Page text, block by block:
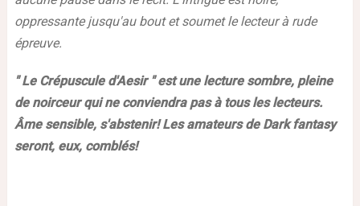
oppressante jusqu'au bout et soumet le lecteur à rude
épreuve.
" Le Crépuscule d'Aesir " est une lecture sombre, pleine
de noirceur qui ne conviendra pas à tous les lecteurs.
Âme sensible, s'abstenir! Les amateurs de Dark fantasy
seront, eux, comblés!